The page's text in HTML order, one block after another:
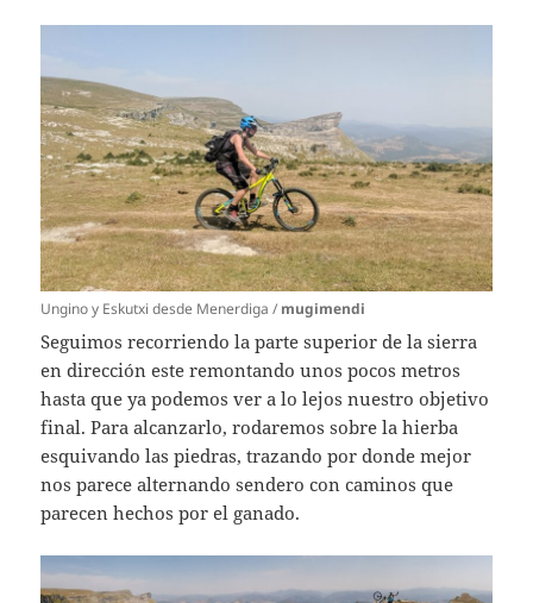
Ungino y Eskutxi desde Menerdiga / mugimendi
Seguimos recorriendo la parte superior de la sierra
en dirección este remontando unos pocos metros
hasta que ya podemos ver a lo lejos nuestro objetivo
final. Para alcanzarlo, rodaremos sobre la hierba
esquivando las piedras, trazando por donde mejor
nos parece alternando sendero con caminos que
parecen hechos por el ganado.